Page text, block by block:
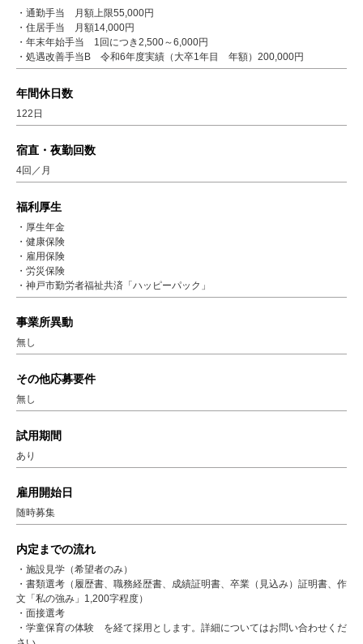
・通勤手当 月額上限55,000円
・住居手当 月額14,000円
・年末年始手当 1回につき2,500～6,000円
・処遇改善手当B 令和6年度実績（大卒1年目 年額）200,000円
年間休日数
122日
宿直・夜勤回数
4回／月
福利厚生
・厚生年金
・健康保険
・雇用保険
・労災保険
・神戸市勤労者福祉共済「ハッピーパック」
事業所異動
無し
その他応募要件
無し
試用期間
あり
雇用開始日
随時募集
内定までの流れ
・施設見学（希望者のみ）
・書類選考（履歴書、職務経歴書、成績証明書、卒業（見込み）証明書、作
文「私の強み」1,200字程度）
・面接選考
・学童保育の体験 を経て採用とします。詳細についてはお問い合わせくだ